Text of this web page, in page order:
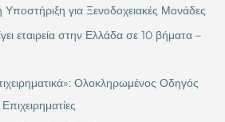
Υποστήριξη για Ξενοδοχειακές Μονάδες
εταιρεία στην Ελλάδα σε 10 βήματα –
Ολοκληρωμένος Οδηγός